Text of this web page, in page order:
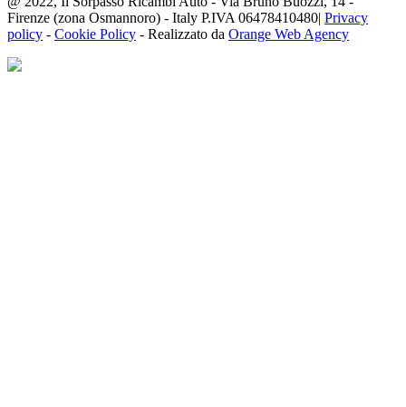
Firenze (zona Osmannoro) - Italy P.IVA 06478410480| Privacy
policy - Cookie Policy - Realizzato da Orange Web Agency